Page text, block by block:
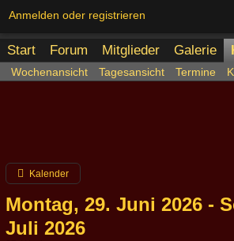
Anmelden oder registrieren
Start Forum Mitglieder Galerie
Wochenansicht Tagesansicht Termine
Kalender
Montag, 29. Juni 2026 -
Juli 2026